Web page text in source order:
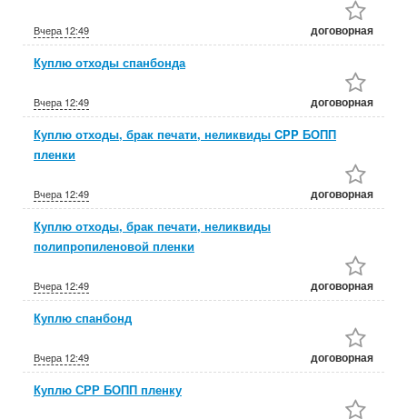
Вчера 12:49 договорная
Куплю отходы спанбонда
Вчера 12:49 договорная
Куплю отходы, брак печати, неликвиды CPP БОПП
пленки
Вчера 12:49 договорная
Куплю отходы, брак печати, неликвиды
полипропиленовой пленки
Вчера 12:49 договорная
Куплю спанбонд
Вчера 12:49 договорная
Куплю СРР БОПП пленку